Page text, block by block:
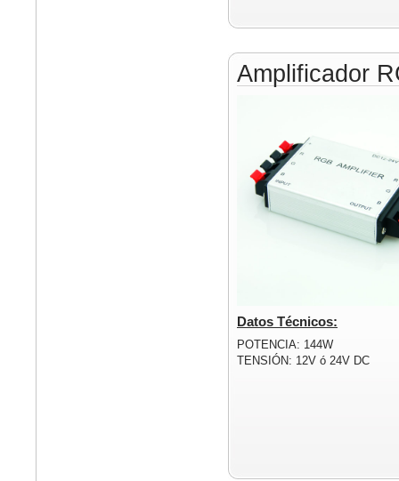
Amplificador
Datos Técnicos:
POTENCIA: 144W
TENSIÓN: 12V ó 24V DC